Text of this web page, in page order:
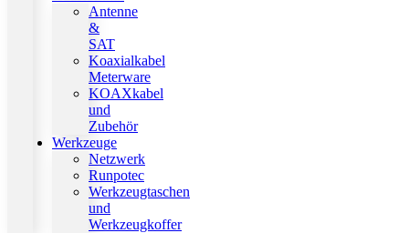
Antenne
&
SAT
Koaxialkabel
Meterware
KOAXkabel
und
Zubehör
Werkzeuge
Netzwerk
Runpotec
Werkzeugtaschen
und
Werkzeugkoffer